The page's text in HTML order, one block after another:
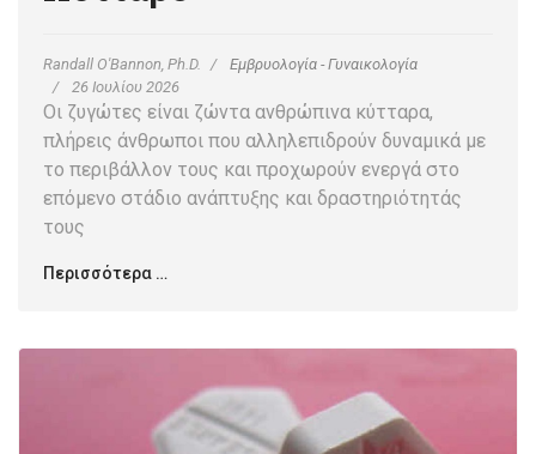
Randall O'Bannon, Ph.D.
Εμβρυολογία - Γυναικολογία
26 Ιουλίου 2026
Οι ζυγώτες είναι ζώντα ανθρώπινα κύτταρα,
πλήρεις άνθρωποι που αλληλεπιδρούν δυναμικά με
το περιβάλλον τους και προχωρούν ενεργά στο
επόμενο στάδιο ανάπτυξης και δραστηριότητάς
τους
Περισσότερα …